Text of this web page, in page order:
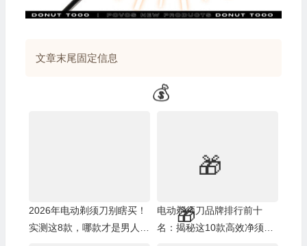
文章末尾固定信息
2026年电动剃须刀别瞎买！
实测这8款，哪款才是男人真
电动剃须刀品牌排行前十
名：揭秘这10款高效净须神
🧧